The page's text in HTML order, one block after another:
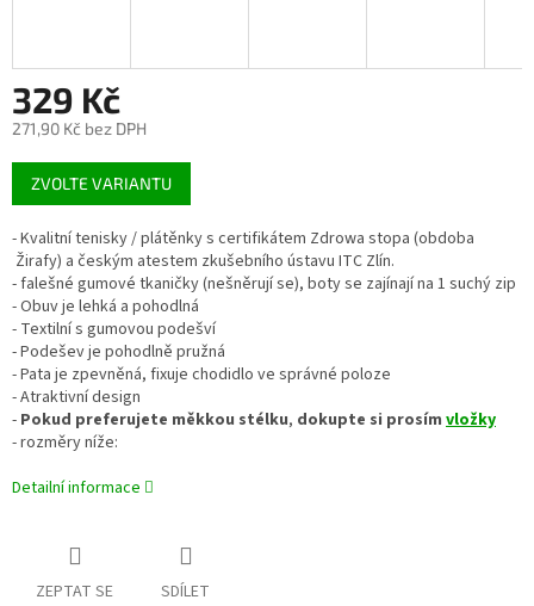
329 Kč
271,90 Kč bez DPH
Měrná
cena:
ZVOLTE VARIANTU
- Kvalitní tenisky / plátěnky s certifikátem Zdrowa stopa (obdoba
Žirafy) a českým atestem zkušebního ústavu ITC Zlín.
- falešné gumové tkaničky (nešněrují se), boty se zajínají na 1 suchý zip
- Obuv je lehká a pohodlná
- Textilní s gumovou podešví
- Podešev je pohodlně pružná
- Pata je zpevněná, fixuje chodidlo ve správné poloze
- Atraktivní design
- Pokud preferujete měkkou stélku, dokupte si prosím vložky
- rozměry níže:
Detailní informace
ZEPTAT SE SDÍLET